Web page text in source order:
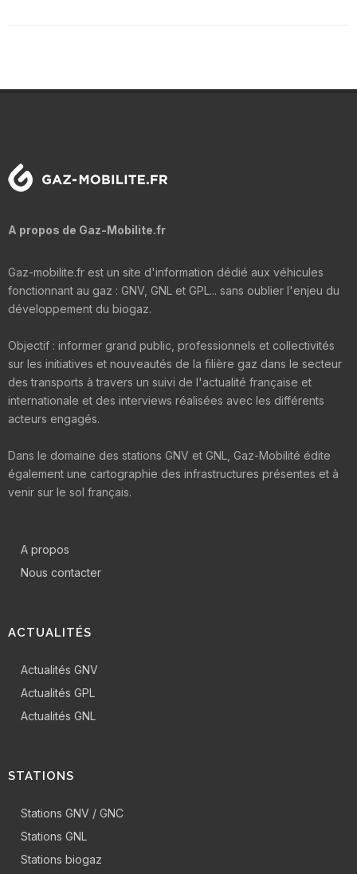
A propos de Gaz-Mobilite.fr
Gaz-mobilite.fr est un site d'information dédié aux véhicules
fonctionnant au gaz : GNV, GNL et GPL... sans oublier l'enjeu du
développement du biogaz.
Objectif : informer grand public, professionnels et collectivités
sur les initiatives et nouveautés de la filière gaz dans le secteur
des transports à travers un suivi de l'actualité française et
internationale et des interviews réalisées avec les différents
acteurs engagés.
Dans le domaine des stations GNV et GNL, Gaz-Mobilité édite
également une cartographie des infrastructures présentes et à
venir sur le sol français.
A propos
Nous contacter
ACTUALITÉS
Actualités GNV
Actualités GPL
Actualités GNL
STATIONS
Stations GNV / GNC
Stations GNL
Stations biogaz